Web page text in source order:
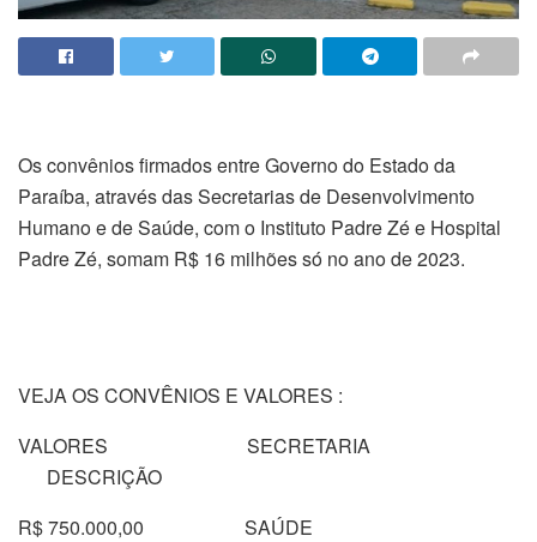
Os convênios firmados entre Governo do Estado da
Paraíba, através das Secretarias de Desenvolvimento
Humano e de Saúde, com o Instituto Padre Zé e Hospital
Padre Zé, somam R$ 16 milhões só no ano de 2023.
VEJA OS CONVÊNIOS E VALORES :
VALORES SECRETARIA
DESCRIÇÃO
R$ 750.000,00 SAÚDE